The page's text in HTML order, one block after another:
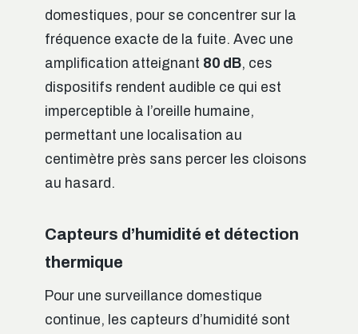
domestiques, pour se concentrer sur la
fréquence exacte de la fuite. Avec une
amplification atteignant 80 dB, ces
dispositifs rendent audible ce qui est
imperceptible à l’oreille humaine,
permettant une localisation au
centimètre près sans percer les cloisons
au hasard.
Capteurs d’humidité et détection
thermique
Pour une surveillance domestique
continue, les capteurs d’humidité sont